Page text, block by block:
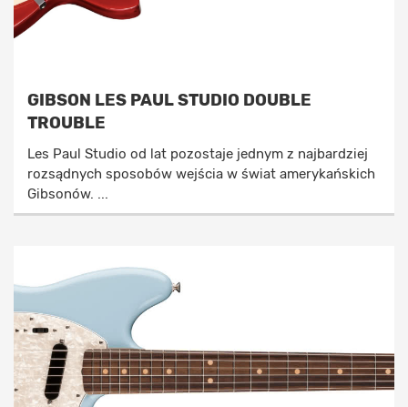
GIBSON LES PAUL STUDIO DOUBLE
TROUBLE
Les Paul Studio od lat pozostaje jednym z najbardziej
rozsądnych sposobów wejścia w świat amerykańskich
Gibsonów. ...